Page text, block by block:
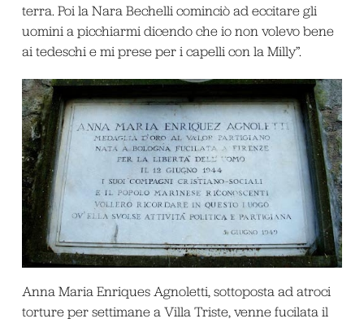
terra. Poi la Nara Bechelli cominciò ad eccitare gli
uomini a picchiarmi dicendo che io non volevo bene
ai tedeschi e mi prese per i capelli con la Milly”.
Anna Maria Enriques Agnoletti, sottoposta ad atroci
torture per settimane a Villa Triste, venne fucilata il